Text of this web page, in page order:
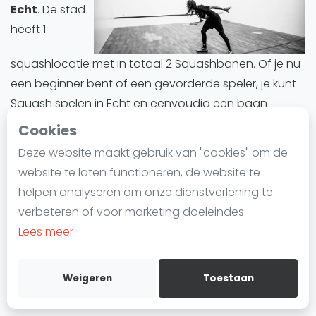
Cookies
Deze website maakt gebruik van "cookies" om de
website te laten functioneren, de website te
helpen analyseren om onze dienstverlening te
verbeteren of voor marketing doeleindes.
Lees meer
Weigeren Toestaan
Laatste
SBN Eredivisie
Agenda
Squash
Squash Den Haag
Echt. De stad
heeft 1
squashlocatie met in totaal 2 Squashbanen. Of je nu
een beginner bent of een gevorderde speler, je kunt
Squash spelen in Echt en eenvoudig een baan
reserveren.
Echt biedt een divers aanbod aan Squashbanen. Alle
Squashbanen in Echt zijn indoor.
Squashbanen in Echtzijn ideaal voor iedereen die
deze trend wil uitproberen of zijn vaardigheden wil
verbeteren. Of het nu gaat om training, informele
wedstrijden of competities, Echt is een ideale plek om
in de wereld van Squash te duiken.